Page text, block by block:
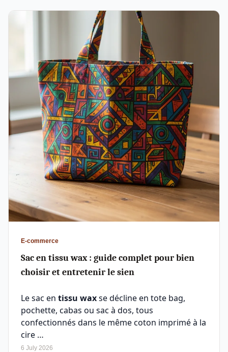
E-commerce
Sac en tissu wax : guide complet pour bien
choisir et entretenir le sien
Le sac en tissu waxse décline en tote bag,
pochette, cabas ou sac à dos, tous
confectionnés dans le même coton imprimé à la
cire …
6 July 2026